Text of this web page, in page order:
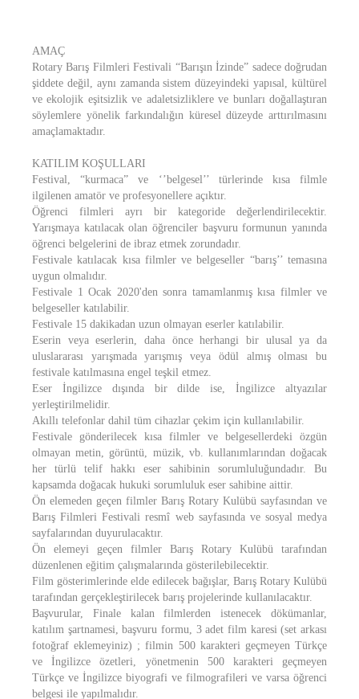
AMAÇ
Rotary Barış Filmleri Festivali “Barışın İzinde” sadece doğrudan
şiddete değil, aynı zamanda sistem düzeyindeki yapısal, kültürel
ve ekolojik eşitsizlik ve adaletsizliklere ve bunları doğallaştıran
söylemlere yönelik farkındalığın küresel düzeyde arttırılmasını
amaçlamaktadır.
KATILIM KOŞULLARI
Festival, “kurmaca” ve ‘’belgesel’’ türlerinde kısa filmle
ilgilenen amatör ve profesyonellere açıktır.
Öğrenci filmleri ayrı bir kategoride değerlendirilecektir.
Yarışmaya katılacak olan öğrenciler başvuru formunun yanında
öğrenci belgelerini de ibraz etmek zorundadır.
Festivale katılacak kısa filmler ve belgeseller “barış’’ temasına
uygun olmalıdır.
Festivale 1 Ocak 2020'den sonra tamamlanmış kısa filmler ve
belgeseller katılabilir.
Festivale 15 dakikadan uzun olmayan eserler katılabilir.
Eserin veya eserlerin, daha önce herhangi bir ulusal ya da
uluslararası yarışmada yarışmış veya ödül almış olması bu
festivale katılmasına engel teşkil etmez.
Eser İngilizce dışında bir dilde ise, İngilizce altyazılar
yerleştirilmelidir.
Akıllı telefonlar dahil tüm cihazlar çekim için kullanılabilir.
Festivale gönderilecek kısa filmler ve belgesellerdeki özgün
olmayan metin, görüntü, müzik, vb. kullanımlarından doğacak
her türlü telif hakkı eser sahibinin sorumluluğundadır. Bu
kapsamda doğacak hukuki sorumluluk eser sahibine aittir.
Ön elemeden geçen filmler Barış Rotary Kulübü sayfasından ve
Barış Filmleri Festivali resmî web sayfasında ve sosyal medya
sayfalarından duyurulacaktır.
Ön elemeyi geçen filmler Barış Rotary Kulübü tarafından
düzenlenen eğitim çalışmalarında gösterilebilecektir.
Film gösterimlerinde elde edilecek bağışlar, Barış Rotary Kulübü
tarafından gerçekleştirilecek barış projelerinde kullanılacaktır.
Başvurular, Finale kalan filmlerden istenecek dökümanlar,
katılım şartnamesi, başvuru formu, 3 adet film karesi (set arkası
fotoğraf eklemeyiniz) ; filmin 500 karakteri geçmeyen Türkçe
ve İngilizce özetleri, yönetmenin 500 karakteri geçmeyen
Türkçe ve İngilizce biyografi ve filmografileri ve varsa öğrenci
belgesi ile yapılmalıdır.